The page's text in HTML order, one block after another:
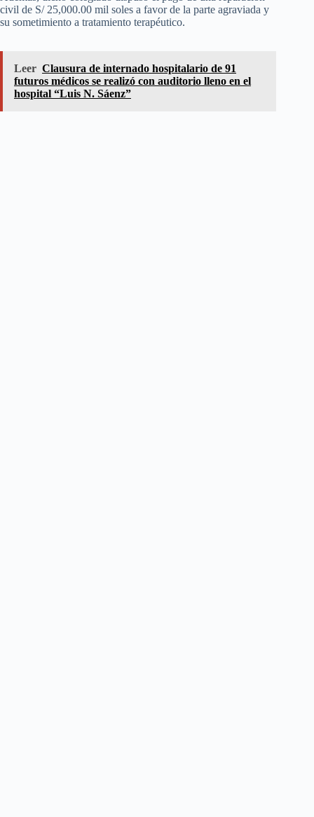
civil de S/ 25,000.00 mil soles a favor de la parte agraviada y
su sometimiento a tratamiento terapéutico.
Leer Clausura de internado hospitalario de 91
futuros médicos se realizó con auditorio lleno en el
hospital “Luis N. Sáenz”